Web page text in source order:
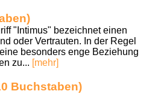
"Intimus" bezeichnet einen
oder Vertrauten. In der Regel
besonders enge Beziehung
zu... [mehr]
Buchstaben)